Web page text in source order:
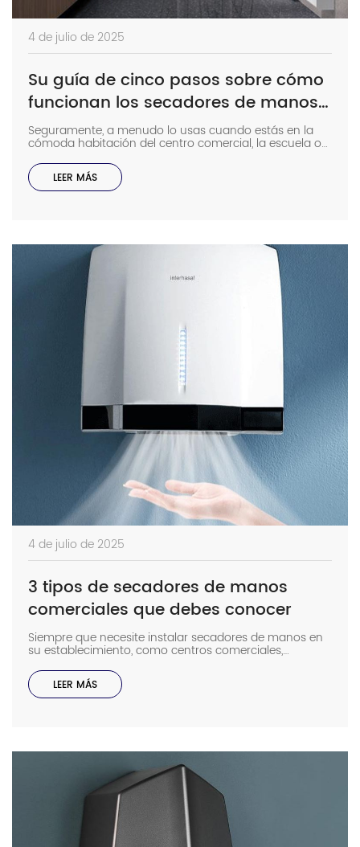
4 de julio de 2025
Su guía de cinco pasos sobre cómo
funcionan los secadores de manos
comerciales
Seguramente, a menudo lo usas cuando estás en la
cómoda habitación del centro comercial, la escuela o
de estos fascinantes dispositivos y cómo funcionan
para secarte las manos rápidamente, estás en el lugar
correcto. Aprende los cinco pasos en […]
LEER MÁS
4 de julio de 2025
3 tipos de secadores de manos
comerciales que debes conocer
Siempre que necesite instalar secadores de manos en
su establecimiento, como centros comerciales,
exactamente qué tipo de secador es el adecuado. No
cualquier secador, sino el de tipo comercial. Los
secadores de manos comerciales tienen características
LEER MÁS